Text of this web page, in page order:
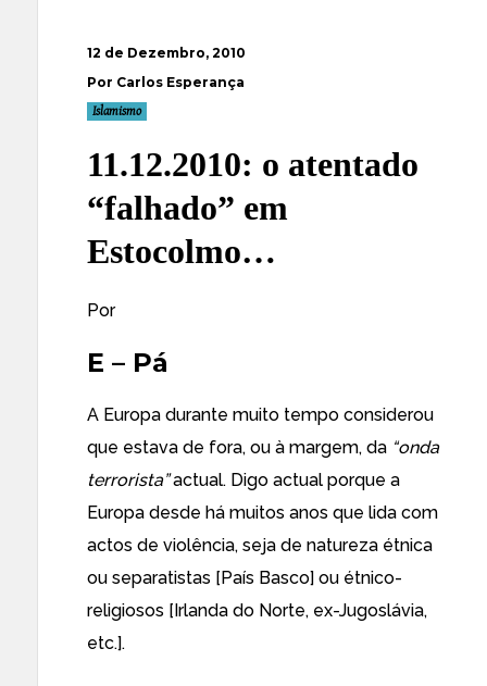
12 de Dezembro, 2010
Por Carlos Esperança
Islamismo
11.12.2010: o atentado
“falhado” em
Estocolmo…
Por
E – Pá
A Europa durante muito tempo considerou
que estava de fora, ou à margem, da “onda
terrorista”actual. Digo actual porque a
Europa desde há muitos anos que lida com
actos de violência, seja de natureza étnica
ou separatistas [País Basco] ou étnico-
religiosos [Irlanda do Norte, ex-Jugoslávia,
etc.].